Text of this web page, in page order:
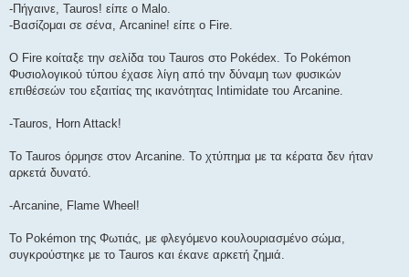
-Πήγαινε, Tauros! είπε ο Malo.
-Βασίζομαι σε σένα, Arcanine! είπε ο Fire.
O Fire κοίταξε την σελίδα του Tauros στο Pokédex. To Pokémon
Φυσιολογικού τύπου έχασε λίγη από την δύναμη των φυσικών
επιθέσεών του εξαιτίας της ικανότητας Intimidate του Arcanine.
-Tauros, Horn Attack!
To Tauros όρμησε στον Arcanine. Το χτύπημα με τα κέρατα δεν ήταν
αρκετά δυνατό.
-Arcanine, Flame Wheel!
To Pokémon της Φωτιάς, με φλεγόμενο κουλουριασμένο σώμα,
συγκρούστηκε με το Tauros και έκανε αρκετή ζημιά.